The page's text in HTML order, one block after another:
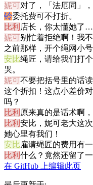
妮可对了，「法厄同」
铃委托费可不打折。
比利 店长，你太懂她了…
妮可别忙着拒绝啊！我
之前那样，开个绳网小
安比绳匠，请给我们打
哭。
妮可不要把括号里的话
这个折扣！这点小差价
吗？
比利 原来真的是话术啊
比利 安比，妮可老大这
她心里有我们！
安比雇请绳匠的费用有
比利 什么？竟然还留了
在 GitHub 上编辑此页